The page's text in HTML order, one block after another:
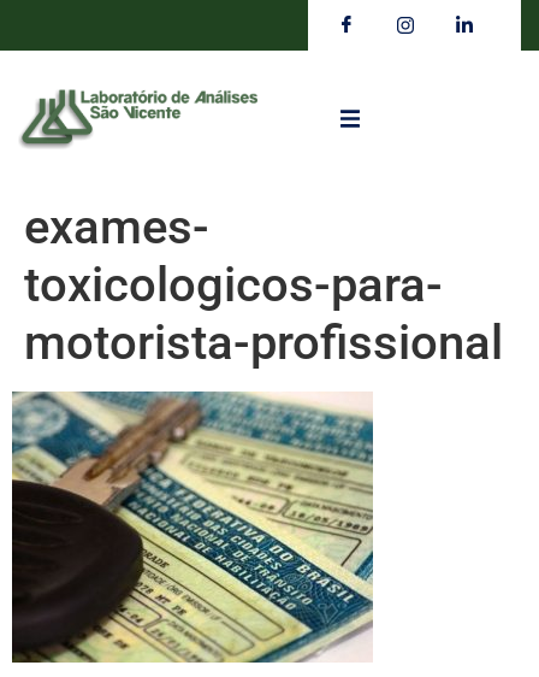
exames-
toxicologicos-para-
motorista-profissional